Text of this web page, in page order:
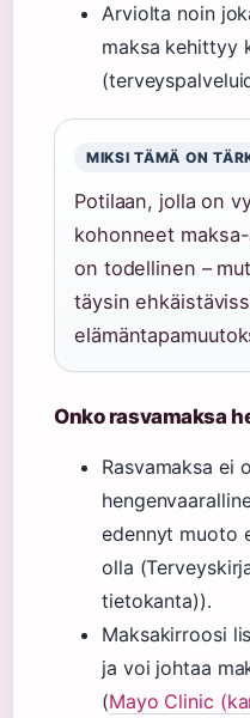
Arviolta noin
maksa kehittyy
MIKSI TÄMÄ ON
Potilaan, jolla on
kohonneet
on todellinen –
täysin
Onko rasvamaksa
Rasvamaksa ei
edennyt muoto
olla
tietokanta)).
Maksakirroosi
ja voi johtaa
(Mayo Clinic